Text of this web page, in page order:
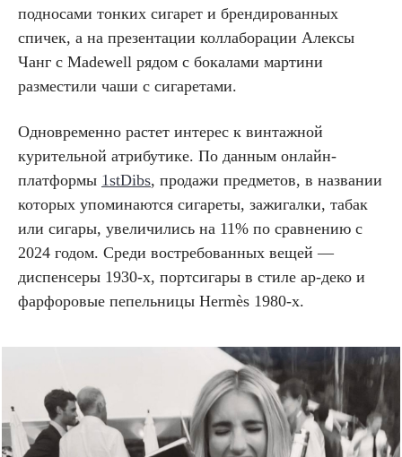
подносами тонких сигарет и брендированных
спичек, а на презентации коллаборации Алексы
Чанг с Madewell рядом с бокалами мартини
разместили чаши с сигаретами.
Одновременно растет интерес к винтажной
курительной атрибутике. По данным онлайн-
платформы 1stDibs, продажи предметов, в названии
которых упоминаются сигареты, зажигалки, табак
или сигары, увеличились на 11% по сравнению с
2024 годом. Среди востребованных вещей —
диспенсеры 1930-х, портсигары в стиле ар-деко и
фарфоровые пепельницы Hermès 1980-х.